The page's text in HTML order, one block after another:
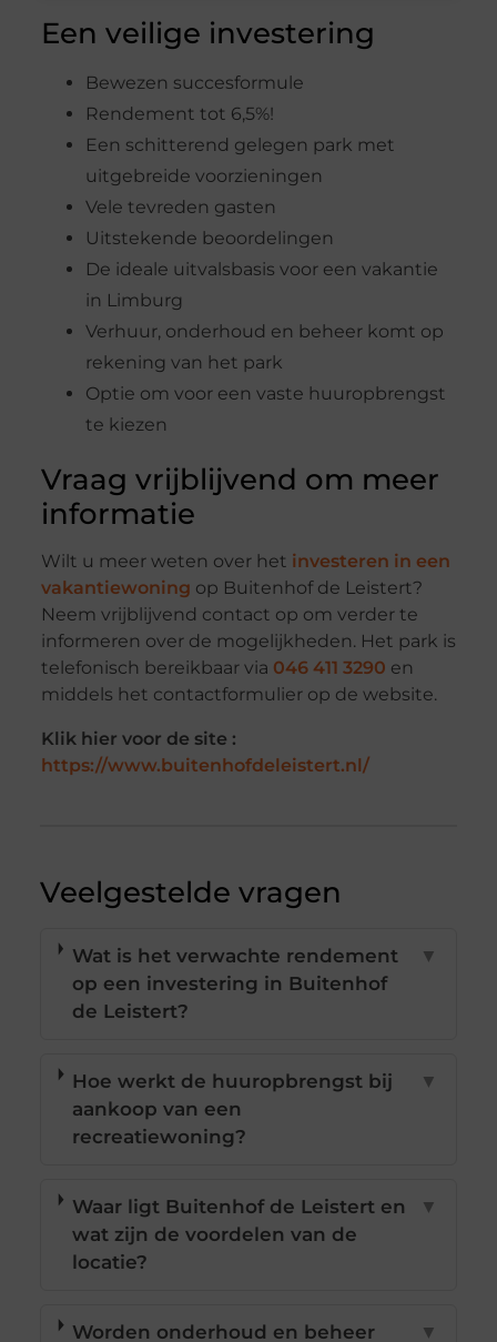
Een veilige investering
Bewezen succesformule
Rendement tot 6,5%!
Een schitterend gelegen park met
uitgebreide voorzieningen
Vele tevreden gasten
Uitstekende beoordelingen
De ideale uitvalsbasis voor een vakantie
in Limburg
Verhuur, onderhoud en beheer komt op
rekening van het park
Optie om voor een vaste huuropbrengst
te kiezen
Vraag vrijblijvend om meer
informatie
Wilt u meer weten over het investeren in een
vakantiewoning op Buitenhof de Leistert?
Neem vrijblijvend contact op om verder te
informeren over de mogelijkheden. Het park is
telefonisch bereikbaar via 046 411 3290 en
middels het contactformulier op de website.
Klik hier voor de site :
https://www.buitenhofdeleistert.nl/
Veelgestelde vragen
Wat is het verwachte rendement
op een investering in Buitenhof
de Leistert?
▼
Hoe werkt de huuropbrengst bij
aankoop van een
recreatiewoning?
▼
Waar ligt Buitenhof de Leistert en
wat zijn de voordelen van de
locatie?
▼
Worden onderhoud en beheer ▼